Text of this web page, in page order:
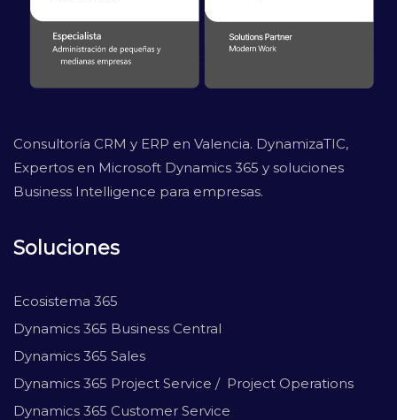
Consultoría CRM y ERP en Valencia. DynamizaTIC,
Expertos en Microsoft Dynamics 365 y soluciones
Business Intelligence para empresas.
Soluciones
Ecosistema 365
Dynamics 365 Business Central
Dynamics 365 Sales
Dynamics 365 Project Service / Project Operations
Dynamics 365 Customer Service